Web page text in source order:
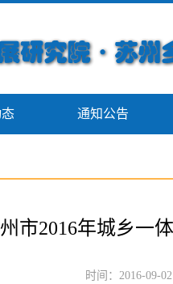
通知公告
市2016年城乡一
时间：2016-09-